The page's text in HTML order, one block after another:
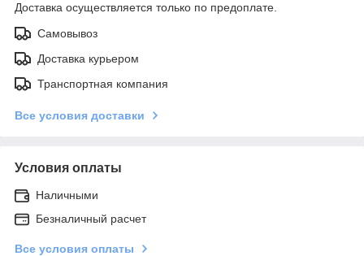
Доставка осуществляется только по предоплате.
Самовывоз
Доставка курьером
Транспортная компания
Все условия доставки
Условия оплаты
Наличными
Безналичный расчет
Все условия оплаты